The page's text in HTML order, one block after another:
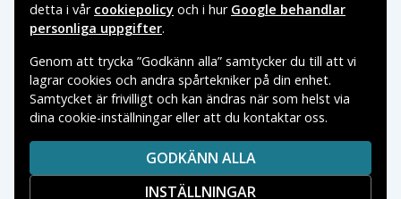
Copyright © 2026, Spares Nordic AB
VARUMÄRKEN SOM NÄMNS PÅ SIDAN TILLHÖR RESPEKTIVE
VARUMÄRKES ÄGARE.
detta i vår cookiepolicy och i hur Google behandlar
personliga uppgifter.
Genom att trycka ”Godkänn alla” samtycker du till att vi
lagrar cookies och andra spårtekniker på din enhet.
Samtycket är frivilligt och kan ändras när som helst via
dina cookie-inställningar eller att du kontaktar oss.
INSTÄLLNINGAR
GODKÄNN ALLA